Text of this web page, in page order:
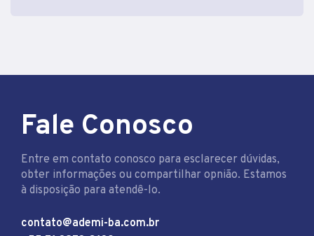
Fale Conosco
Entre em contato conosco para esclarecer dúvidas,
obter informações ou compartilhar opnião. Estamos
à disposição para atendê-lo.
contato@ademi-ba.com.br